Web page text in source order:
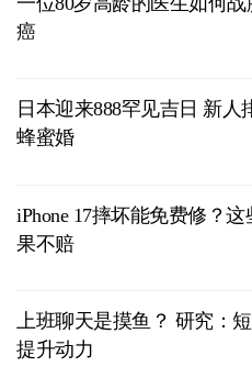
癌
日本迎来888罕见吉日 新人
蜂蜜婚
iPhone 17摔坏能免费修？
果不赔
上班聊天是摸鱼？ 研究：
提升动力